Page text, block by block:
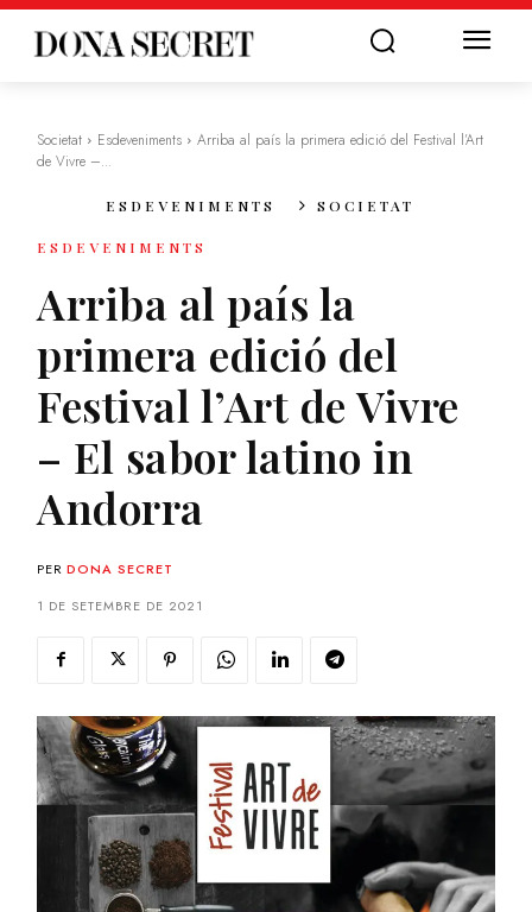
Societat Esdeveniments
Arriba al país la primera edició del Festival l’Art
de Vivre –...
ESDEVENIMENTS SOCIETAT
ESDEVENIMENTS
Arriba al país la
primera edició del
Festival l’Art de Vivre
– El sabor latino in
Andorra
PER DONA SECRET
1 DE SETEMBRE DE 2021